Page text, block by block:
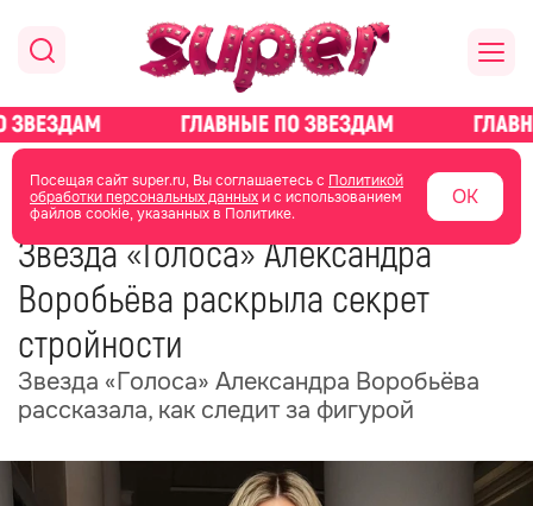
Посещая сайт super.ru, Вы соглашаетесь с Политикой
обработки персональных данныхи с использованием
файлов cookie, указанных в Политике.
ОК
главная новости о звездах новости
08 июня 14:27
Звезда «Голоса» Александра
Воробьёва раскрыла секрет
стройности
Звезда «Голоса» Александра Воробьёва
рассказала, как следит за фигурой